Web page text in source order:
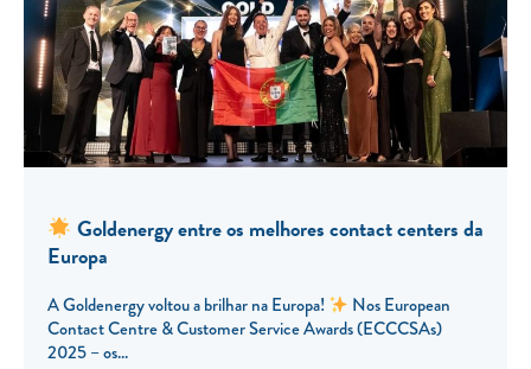
Goldenergy entre os melhores contact centers da
Europa
A Goldenergy voltou a brilhar na Europa!
Nos European
Contact Centre & Customer Service Awards (ECCCSAs)
2025 – os